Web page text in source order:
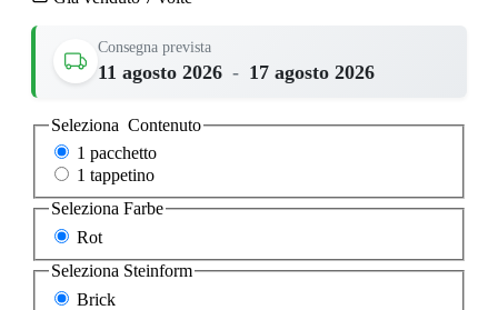
Consegna prevista
11 agosto 2026 - 17 agosto 2026
Seleziona Contenuto
1 pacchetto
1 tappetino
Seleziona Farbe
Rot
Seleziona Steinform
Brick